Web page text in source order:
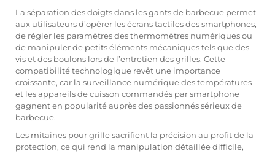
La séparation des doigts dans les gants de barbecue permet
aux utilisateurs d’opérer les écrans tactiles des smartphones,
de régler les paramètres des thermomètres numériques ou
de manipuler de petits éléments mécaniques tels que des
vis et des boulons lors de l’entretien des grilles. Cette
compatibilité technologique revêt une importance
croissante, car la surveillance numérique des températures
et les appareils de cuisson commandés par smartphone
gagnent en popularité auprès des passionnés sérieux de
barbecue.
Les mitaines pour grille sacrifient la précision au profit de la
protection, ce qui rend la manipulation détaillée difficile,